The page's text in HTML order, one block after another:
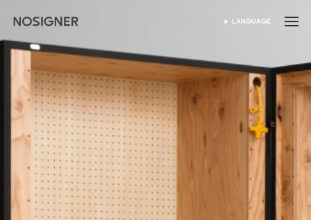
होम भाषा चुनेंLANGUAGE